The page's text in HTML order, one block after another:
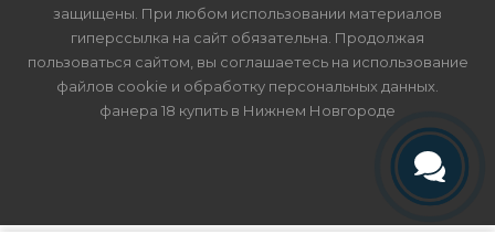
защищены. При любом использовании материалов
гиперссылка на сайт обязательна. Продолжая
пользоваться сайтом, вы соглашаетесь на использование
файлов cookie и обработку персональных данных
фанера 18 купить в Нижнем Новгороде